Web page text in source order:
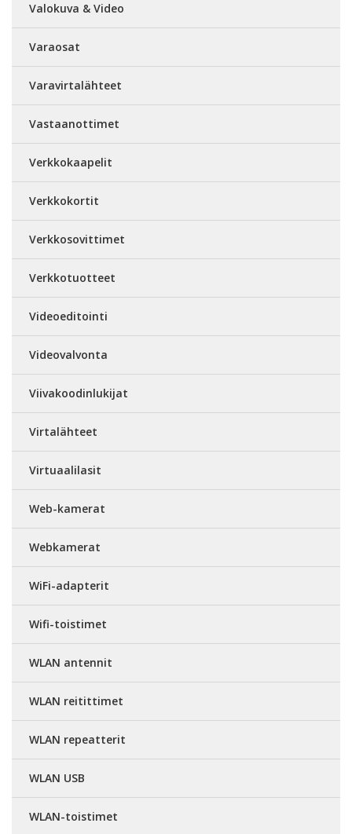
Valokuva & Video
Varaosat
Varavirtalähteet
Vastaanottimet
Verkkokaapelit
Verkkokortit
Verkkosovittimet
Verkkotuotteet
Videoeditointi
Videovalvonta
Viivakoodinlukijat
Virtalähteet
Virtuaalilasit
Web-kamerat
Webkamerat
WiFi-adapterit
Wifi-toistimet
WLAN antennit
WLAN reitittimet
WLAN repeatterit
WLAN USB
WLAN-toistimet